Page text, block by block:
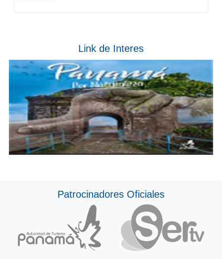
Link de Interes
Patrocinadores Oficiales